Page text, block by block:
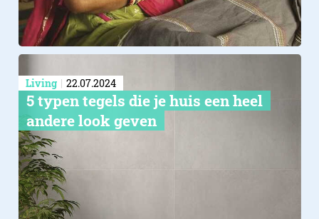
Living 22.07.2024
5 typen tegels die je huis een heel
andere look geven